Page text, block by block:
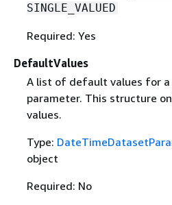
SINGLE_VALUED
Required: Yes
DefaultValues
A list of default values for
parameter. This structure
values.
Type:
object
Required: No